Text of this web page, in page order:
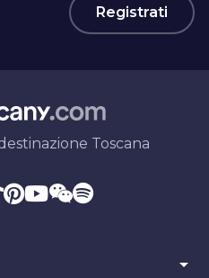
Registrati
Toscana
arrow_drop_down